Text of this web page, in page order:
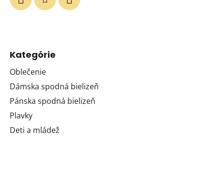
Kategórie
Oblečenie
Dámska spodná bielizeň
Pánska spodná bielizeň
Plavky
Deti a mládež